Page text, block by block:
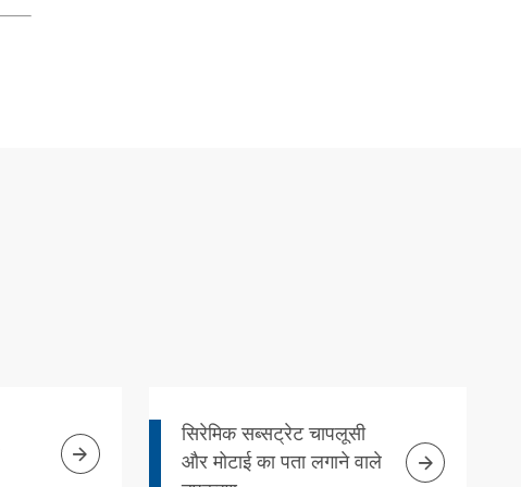

सिरेमिक सब्सट्रेट चापलूसी
और मोटाई का पता लगाने वाले
